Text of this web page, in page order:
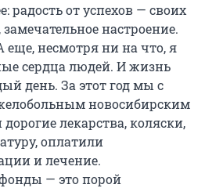
радость от успехов — своих
настроение.
еще, несмотря ни на что, я
сердца людей. И жизнь
день. За этот год мы с
новосибирским
лекарства, коляски,
оплатили
и лечение.
— это порой